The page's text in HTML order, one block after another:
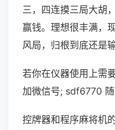
三，四连摸三局大胡
赢钱。理想很丰满，
风局，归根到底还是输
若你在仪器使用上需
加微信号; sdf6770 随
控牌器和程序麻将机